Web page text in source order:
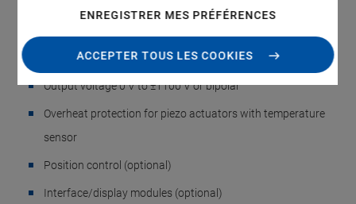
ENREGISTRER MES PRÉFÉRENCES
ACCEPTER TOUS LES COOKIES
Integrated energy recovery
Output voltage 0 V to ±1100 V or bipolar
Overheat protection for piezo actuators with temperature
sensor
Position control (optional)
Interface/display modules (optional)